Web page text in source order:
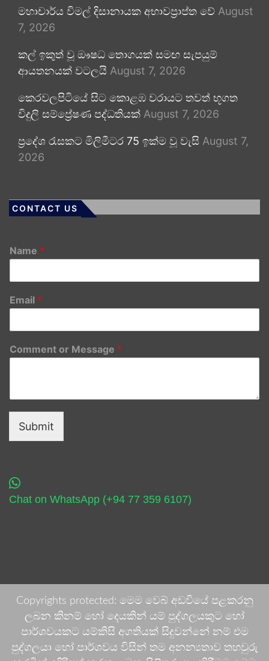
මහාචාර්ය විමල් දිසානායක අභාවප්‍රාප්ත වේ August
7, 2026
කල් ඉකුත් වූ ඖෂධ තොගයක් සමඟ සැපයුම්
ආයතනයක් වටලයි August 7, 2026
කෙරවලපිටියේ සිට කොළඹ වරායට තවත් භූගත
විදුලි සම්ප්‍රේෂණ පද්ධතියක් August 7, 2026
ප්‍රදේශ රැසකට මිලිමීටර 75 ඉක්ම වූ වැසි August 7,
2026
CONTACT US
Name *
Email *
Comment or Message *
Submit
Chat on WhatsApp (+94 77 359 6107)
Copyrights protected: මෙම වෙබ් අඩවියේ පළකරනු
ලබන කිනම් හෝ දෙයකින් යම් පුද්ගලයකුට හෝ
පාර්ශවයකට යම්කිසි අගතියක් සිදුවන්නේ නම් එම
පුද්ගලයා හෝ පාර්ශවය විසින් තම අනන්‍යතාව තහවුරු